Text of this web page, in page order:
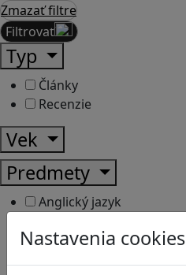
Nastavenia cookies
Zmazať filtre
Filtrovať
Typ
Články
Recenzie
Vek
Predmety
Anglický jazyk
Dejepis